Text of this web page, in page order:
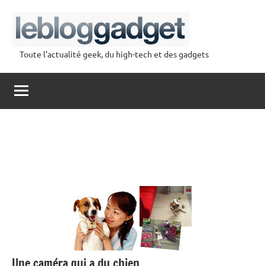
contenu
lebloggadget
Toute l'actualité geek, du high-tech et des gadgets